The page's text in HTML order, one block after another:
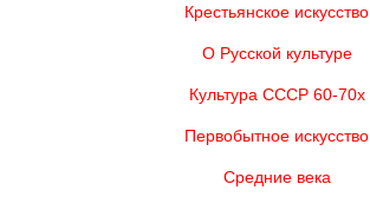
Крестьянское искусство
О Русской культуре
Культура СССР 60-70х
Первобытное искусство
Средние века